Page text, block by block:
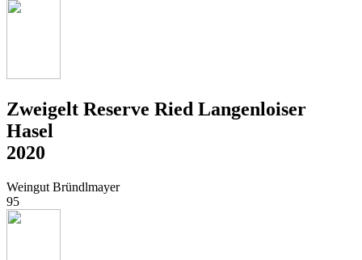
Zweigelt Reserve Ried Langenloiser
Hasel
2020
Weingut Bründlmayer
95